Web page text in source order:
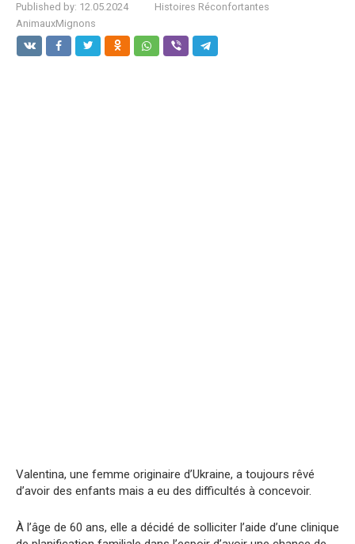
Published by: 12.05.2024
Histoires Réconfortantes
AnimauxMignons
Valentina, une femme originaire d’Ukraine, a toujours rêvé
d’avoir des enfants mais a eu des difficultés à concevoir.
À l’âge de 60 ans, elle a décidé de solliciter l’aide d’une clinique